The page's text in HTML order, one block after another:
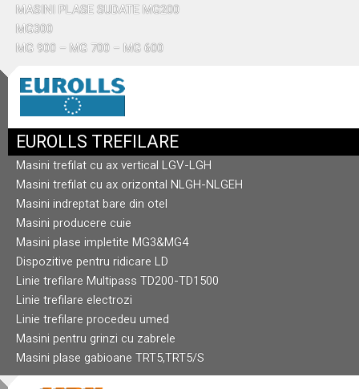
MASINI PLASE SUDATE MG200
MG300
MG 900 – MG 700 – MG 600
EUROLLS TREFILARE
Masini trefilat cu ax vertical LGV-LGH
Masini trefilat cu ax orizontal NLGH-NLGEH
Masini indreptat bare din otel
Masini producere cuie
Masini plase impletite MG3&MG4
Dispozitive pentru ridicare LD
Linie trefilare Multipass TD200-TD1500
Linie trefilare electrozi
Linie trefilare procedeu umed
Masini pentru grinzi cu zabrele
Masini plase gabioane TRT5,TRT5/S